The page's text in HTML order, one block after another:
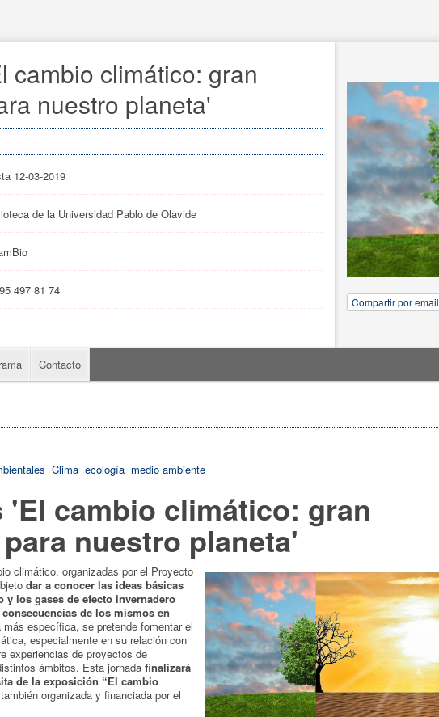
cambio climático: gran
nuestro planeta'
12-03-2019
de la Universidad Pablo de Olavide
497 81 74
Compartir por email
Contacto
Clima ecología medio ambiente
'El cambio climático: gran
nuestro planeta'
climático, organizadas por el Proyecto
dar a conocer las ideas básicas
los gases de efecto invernadero
de los mismos en
más específica, se pretende fomentar el
especialmente en su relación con
experiencias de proyectos de
ámbitos. Esta jornada finalizará
de la exposición “El cambio
organizada y financiada por el